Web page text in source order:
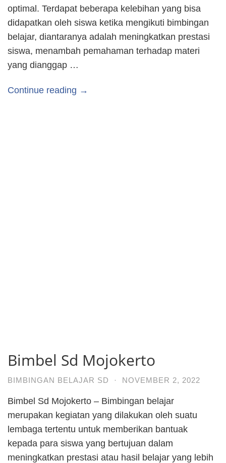
optimal. Terdapat beberapa kelebihan yang bisa
didapatkan oleh siswa ketika mengikuti bimbingan
belajar, diantaranya adalah meningkatkan prestasi
siswa, menambah pemahaman terhadap materi
yang dianggap …
Continue reading →
Bimbel Sd Mojokerto
BIMBINGAN BELAJAR SD · NOVEMBER 2, 2022
Bimbel Sd Mojokerto – Bimbingan belajar
merupakan kegiatan yang dilakukan oleh suatu
lembaga tertentu untuk memberikan bantuak
kepada para siswa yang bertujuan dalam
meningkatkan prestasi atau hasil belajar yang lebih